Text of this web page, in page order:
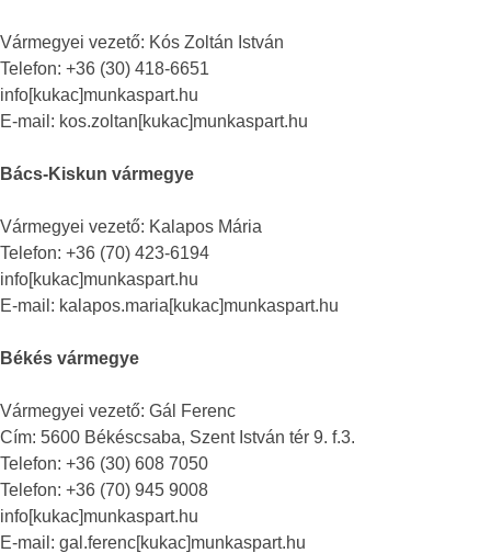
Vármegyei vezető: Kós Zoltán István
Telefon: +36 (30) 418-6651
info[kukac]munkaspart.hu
E-mail: kos.zoltan[kukac]munkaspart.hu
Bács-Kiskun vármegye
Vármegyei vezető: Kalapos Mária
Telefon: +36 (70) 423-6194
info[kukac]munkaspart.hu
E-mail: kalapos.maria[kukac]munkaspart.hu
Békés vármegye
Vármegyei vezető: Gál Ferenc
Cím: 5600 Békéscsaba, Szent István tér 9. f.3.
Telefon: +36 (30) 608 7050
Telefon: +36 (70) 945 9008
info[kukac]munkaspart.hu
E-mail: gal.ferenc[kukac]munkaspart.hu